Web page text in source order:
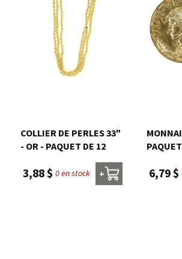
COLLIER DE PERLES 33"
- OR - PAQUET DE 12
3,88 $ 0 en stock + 6,79 $